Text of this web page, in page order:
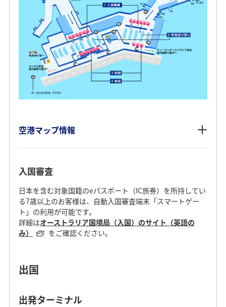
空港マップ情報
入国審査
日本を含む対象国籍のeパスポート（IC旅券）を所持してい
る7歳以上のお客様は、自動入国審査端末「スマートゲー
ト」の利用が可能です。
詳細はオーストラリア国境局（入国）のサイト（英語の
み）
をご確認ください。
出国
出発ターミナル